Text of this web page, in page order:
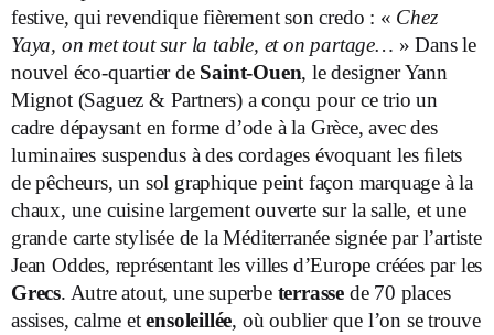
festive, qui revendique fièrement son credo : « Chez
Yaya, on met tout sur la table, et on partage… » Dans le
nouvel éco-quartier de Saint-Ouen, le designer Yann
Mignot (Saguez & Partners) a conçu pour ce trio un
cadre dépaysant en forme d’ode à la Grèce, avec des
luminaires suspendus à des cordages évoquant les ﬁlets
de pêcheurs, un sol graphique peint façon marquage à la
chaux, une cuisine largement ouverte sur la salle, et une
grande carte stylisée de la Méditerranée signée par l’artiste
Jean Oddes, représentant les villes d’Europe créées par les
Grecs. Autre atout, une superbe terrasse de 70 places
assises, calme etensoleillée, où oublier que l’on se trouve